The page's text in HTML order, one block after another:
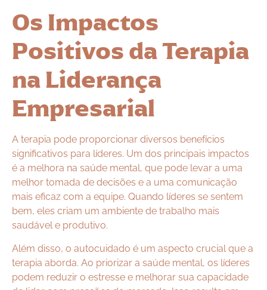
Os Impactos
Positivos da Terapia
na Liderança
Empresarial
A terapia pode proporcionar diversos benefícios
significativos para líderes. Um dos principais impactos
é a melhora na saúde mental, que pode levar a uma
melhor tomada de decisões e a uma comunicação
mais eficaz com a equipe. Quando líderes se sentem
bem, eles criam um ambiente de trabalho mais
saudável e produtivo.
Além disso, o autocuidado é um aspecto crucial que a
terapia aborda. Ao priorizar a saúde mental, os líderes
podem reduzir o estresse e melhorar sua capacidade